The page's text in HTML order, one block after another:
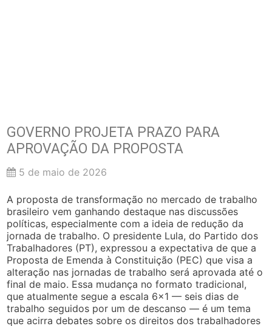
GOVERNO PROJETA PRAZO PARA
APROVAÇÃO DA PROPOSTA
5 de maio de 2026
A proposta de transformação no mercado de trabalho
brasileiro vem ganhando destaque nas discussões
políticas, especialmente com a ideia de redução da
jornada de trabalho. O presidente Lula, do Partido dos
Trabalhadores (PT), expressou a expectativa de que a
Proposta de Emenda à Constituição (PEC) que visa a
alteração nas jornadas de trabalho será aprovada até o
final de maio. Essa mudança no formato tradicional,
que atualmente segue a escala 6×1 — seis dias de
trabalho seguidos por um de descanso — é um tema
que acirra debates sobre os direitos dos trabalhadores